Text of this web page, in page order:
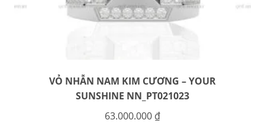
VỎ NHẪN NAM KIM CƯƠNG – YOUR
SUNSHINE NN_PT021023
63.000.000 ₫